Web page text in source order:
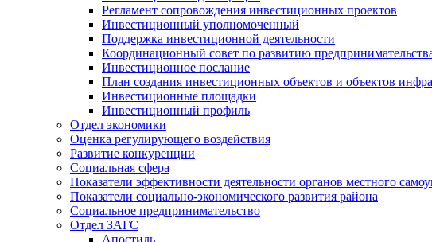
Регламент сопровождения инвестиционных проектов
Инвестиционный уполномоченный
Поддержка инвестиционной деятельности
Координационный совет по развитию
Инвестиционное послание
План создания инвестиционных объектов и объектов
Инвестиционные площадки
Инвестиционный профиль
Отдел экономики
Оценка регулирующего воздействия
Развитие конкуренции
Социальная сфера
Показатели эффективности деятельности органов местного
Показатели социально-экономического развития района
Социальное предпринимательство
Отдел ЗАГС
Апостиль